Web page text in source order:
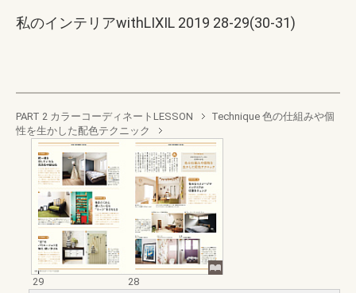
私のインテリアwithLIXIL 2019 28-29(30-31)
PART 2 カラーコーディネートLESSON
Technique 色の仕組みや個
性を生かした配色テクニック
29
28